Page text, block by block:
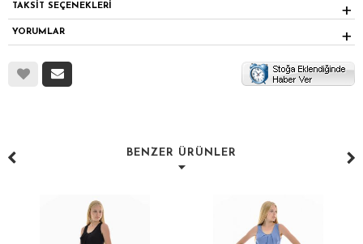
TAKSİT SEÇENEKLERİ
YORUMLAR
BENZER ÜRÜNLER